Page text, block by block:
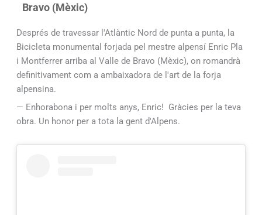
Bravo (Mèxic)
Després de travessar l'Atlàntic Nord de punta a punta, la
Bicicleta monumental forjada pel mestre alpensí Enric Pla
i Montferrer arriba al Valle de Bravo (Mèxic), on romandrà
definitivament com a ambaixadora de l'art de la forja
alpensina.
— Enhorabona i per molts anys, Enric! Gràcies per la teva
obra. Un honor per a tota la gent d'Alpens.